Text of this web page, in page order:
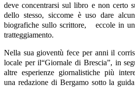
deve concentrarsi sul libro e non certo
dello stesso, siccome è uso dare
biografiche sullo scrittore, eccole in
tratteggiamento.
Nella sua gioventù fece per anni il
locale per il“Giornale di Brescia”, in
altre esperienze giornalistiche più
una redazione di Bergamo sotto la